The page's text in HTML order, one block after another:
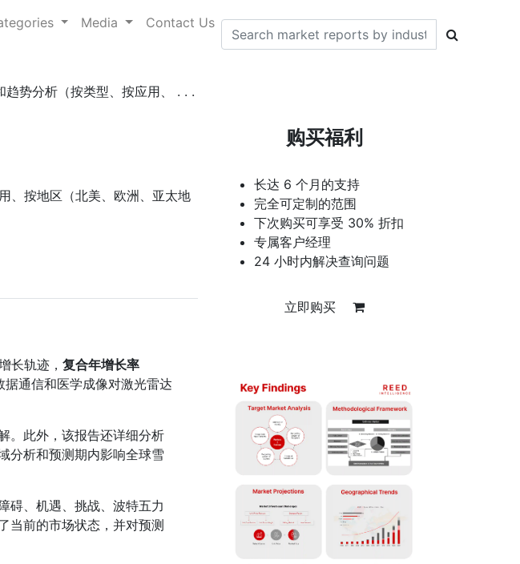
Media Contact Us
势分析（按类型、按应用、 . . .
、按地区（北美、欧洲、亚太地
长轨迹， 复合年增长率
通信和医学成像对激光雷达
。此外，该报告还详细分析
分析和预测期内影响全球雪
碍、机遇、挑战、波特五力
当前的市场状态，并对预测
购买福利
长达 6 个月的支持
完全可定制的范围
下次购买可享受 30% 折扣
专属客户经理
24 小时内解决查询问题
立即购买